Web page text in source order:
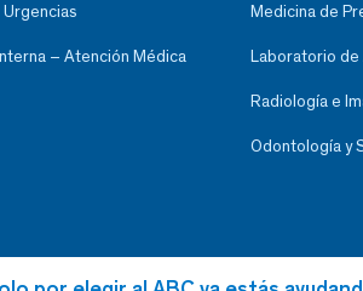
– Atención Médica
Medicina de
Laboratorio de
Radiología e
Odontología y